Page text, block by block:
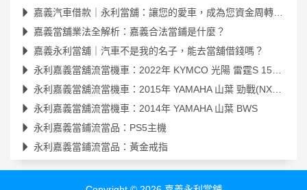
嘉義汽車借款｜永利當舖：讓您的愛車，成為您資金周轉的最佳夥伴
嘉義當舖業法全解析：嘉義合法當鋪是什麼？
嘉義永利當舖｜汽車不是我的名子，能去當舖借錢嗎？
永利嘉義當舖流當機車：2022年 KYMCO 光陽 雷霆S 150 (SR30JK)
永利嘉義當舖流當機車：2015年 YAMAHA 山葉 勁戰(NXC125R)
永利嘉義當舖流當機車：2014年 YAMAHA 山葉 BWS
永利嘉義當鋪流當品：PS5主機
永利嘉義當鋪流當品：黃金戒指